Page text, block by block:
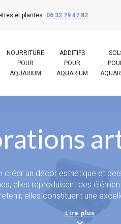
et plantes 06 32 79 47 82
NOURRITURE
POUR
AQUARIUM
ADDITIFS
POUR
AQUARIUM
un décor esthétique et
elles reproduisent des
elles constituent une
bac. Elles conviennent aussi
Lire plus